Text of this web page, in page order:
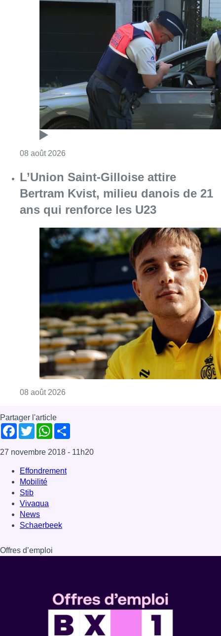
08 août 2026
L’Union Saint-Gilloise attire
Bertram Kvist, milieu danois de 21
ans qui renforce les U23
08 août 2026
Partager l'article
Facebook
TwitterWhatsApp
27 novembre 2018 - 11h20
Effondrement
Mobilité
Stib
Vivaqua
News
Schaerbeek
Offres d’emploi